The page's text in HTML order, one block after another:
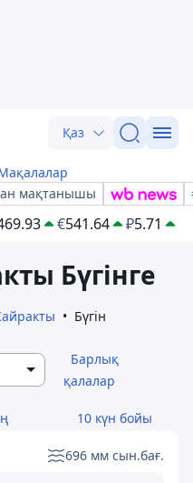
Қаз
мақтанышы
€541.64 ₽5.71
Бүгінге
Бүгін
Барлық
қалалар
10 күн бойы
696 мм сын.бағ.